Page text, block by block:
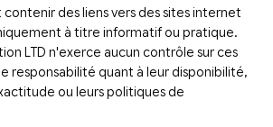
des liens vers des sites internet
à titre informatif ou pratique.
LTD n'exerce aucun contrôle sur ces
responsabilité quant à leur disponibilité,
ou leurs politiques de